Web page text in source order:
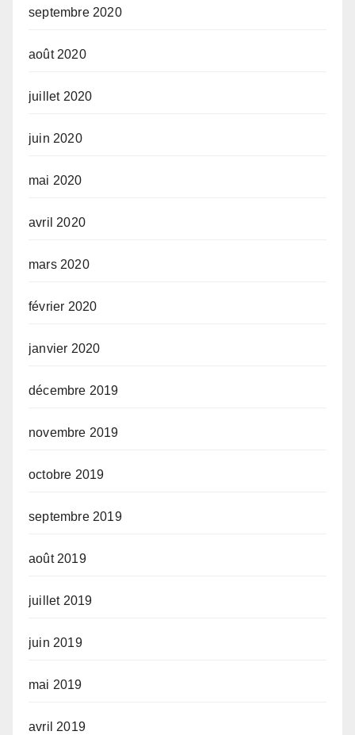
septembre 2020
août 2020
juillet 2020
juin 2020
mai 2020
avril 2020
mars 2020
février 2020
janvier 2020
décembre 2019
novembre 2019
octobre 2019
septembre 2019
août 2019
juillet 2019
juin 2019
mai 2019
avril 2019